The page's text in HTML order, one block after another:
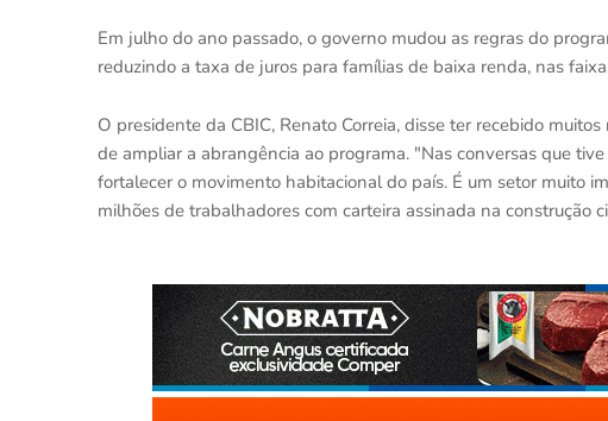
Em julho do ano passado, o governo mudou as regras do
reduzindo a taxa de juros para famílias de baixa renda, nas
O presidente da CBIC, Renato Correia, disse ter recebido
de ampliar a abrangência ao programa. "Nas conversas que
fortalecer o movimento habitacional do país. É um setor muito
milhões de trabalhadores com carteira assinada na construção